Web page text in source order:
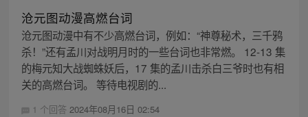
沧元图动漫高燃台词
沧元图动漫中有不少高燃台词，例如：“神尊秘术，三千鸦
杀！”还有孟川对战明月时的一些台词也非常燃。 12-13 集
的梅元知大战蜘蛛妖后，17 集的孟川击杀白三爷时也有相
关的高燃台词。 等待电视剧的...
1 个回答 2024年08月16日 02:54